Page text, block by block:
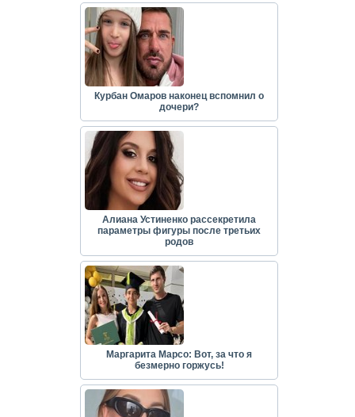
Курбан Омаров наконец вспомнил о
дочери?
Алиана Устиненко рассекретила
параметры фигуры после третьих
родов
Маргарита Марсо: Вот, за что я
безмерно горжусь!